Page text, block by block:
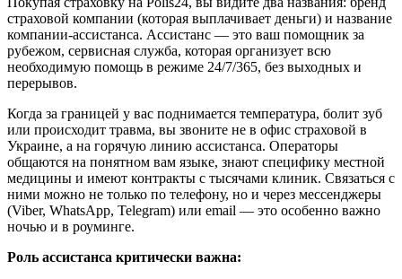
страховой компании (которая выплачивает деньги) и название
компании-ассистанса. Ассистанс — это ваш помощник за
рубежом, сервисная служба, которая организует всю
необходимую помощь в режиме 24/7/365, без выходных и
перерывов.
Когда за границей у вас поднимается температура, болит зуб
или происходит травма, вы звоните не в офис страховой в
Украине, а на горячую линию ассистанса. Операторы
общаются на понятном вам языке, знают специфику местной
медицины и имеют контракты с тысячами клиник. Связаться с
ними можно не только по телефону, но и через мессенджеры
(Viber, WhatsApp, Telegram) или email — это особенно важно
ночью и в роуминге.
Роль ассистанса критически важна: